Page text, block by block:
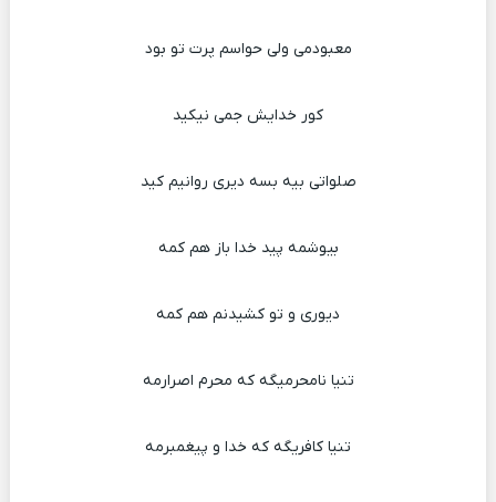
معبودمی ولی حواسم پرت تو بود
کور خدایش جمی نیکید
صلواتی بیه بسه دیری روانیم کید
بیوشمه پید خدا باز هم کمه
دیوری و تو کشیدنم هم کمه
تنیا نامحرمیگه که محرم اصرارمه
تنیا کافریگه که خدا و پیغمبرمه